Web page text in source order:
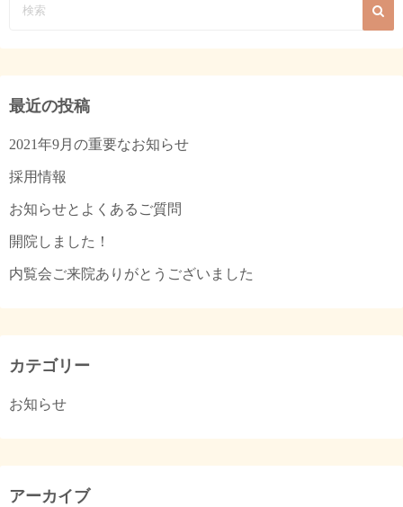
ペ
最近の投稿
2021年9月の重要なお知らせ
採用情報
お知らせとよくあるご質問
開院しました！
内覧会ご来院ありがとうございました
カテゴリー
お知らせ
アーカイブ